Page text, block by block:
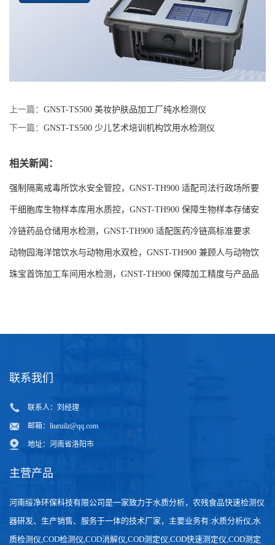
上一篇： GNST-TS500 美妆护肤品加工厂纯水检测仪
下一篇： GNST-TS500 少儿艺术培训机构饮用水检测仪
相关新闻：
强制隔离戒毒所饮水安全管控，GNST-TH900 适配司法行政场所要
求
干细胞库生物样本库用水质控，GNST-TH900 保障生物样本存储安
全
冷链药品仓储用水检测，GNST-TH900 适配医药冷链高标准要求
动物园海洋馆饮水与动物用水双检，GNST-TH900 兼顾人与动物饮
水安全
珠宝首饰加工车间用水检测，GNST-TH900 保障加工精度与产品品
联系我们
联系人：刘经理
邮箱： liuruilz@qq.com
地址：河南省洛阳市
主营产品
河南绥净环保科技有限公司是一家致力于水质分析，农残食品快速检测仪
器研发、生产销售、服务于一体的技术厂家，主要业务有:水质分析仪,水
质检测仪,COD检测仪,COD消解仪,COD测定仪,COD快速测定仪,COD测定